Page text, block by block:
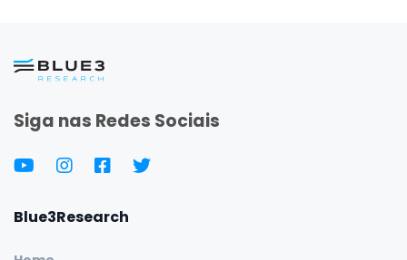
Siga nas Redes Sociais
Blue3Research